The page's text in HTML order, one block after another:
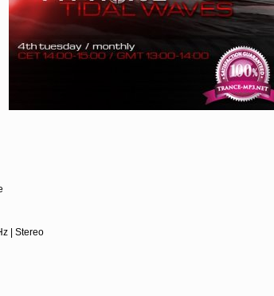
| Stereo